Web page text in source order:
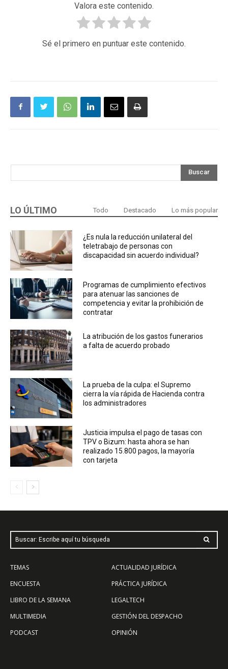
Valora este contenido.
Sé el primero en puntuar este contenido.
Buscar
LO ÚLTIMO Todo Destacado Lo más popular
¿Es nula la reducción unilateral del
teletrabajo de personas con
discapacidad sin acuerdo individual?
Programas de cumplimiento efectivos
para atenuar las sanciones de
competencia y evitar la prohibición de
contratar
La atribución de los gastos funerarios
a falta de acuerdo probado
La prueba de la culpa: el Supremo
cierra la vía rápida de Hacienda contra
los administradores
Justicia impulsa el pago de tasas con
TPV o Bizum: hasta ahora se han
realizado 15.800 pagos, la mayoría
con tarjeta
Buscar: Escribe aquí tu búsqueda
TEMAS
ENCUESTA
LIBRO DE LA SEMANA
MULTIMEDIA
PODCAST
ACTUALIDAD JURÍDICA
PRÁCTICA JURÍDICA
LEGALTECH
GESTIÓN DEL DESPACHO
OPINIÓN